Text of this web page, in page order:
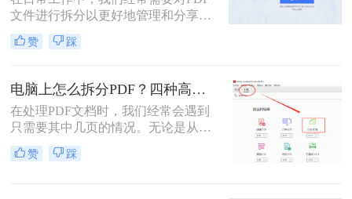
文件进行拆分以更好地管理和分享文
档。对于那些希望免费完成这项任务
的用户来说，有多种选择可以实现这
文件呢？本文将介绍三种无需付费即
可使用的PDF拆分方法。
赞 踩
电脑上怎么拆分PDF？四种高效方法详解！
在处理PDF文档时，我们经常会遇到
只需要其中几页的情况。无论是从一
份庞大的报告中提取关键章节，还是
将扫描合并的发票重新分开，“拆分
赞 踩